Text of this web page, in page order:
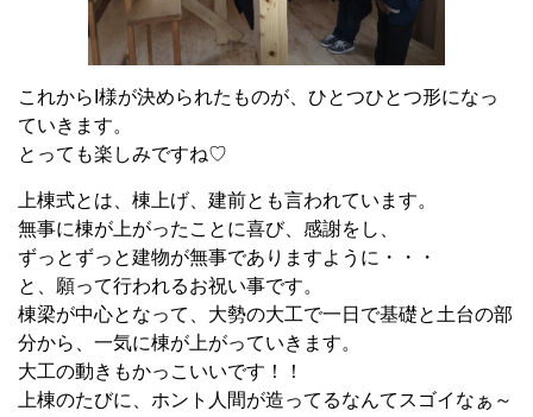
これからI様が決められたものが、ひとつひとつ形になっ
ていきます。
とっても楽しみですね♡
上棟式とは、棟上げ、建前とも言われています。
無事に棟が上がったことに喜び、感謝をし、
ずっとずっと建物が無事でありますように・・・
と、願って行われるお祝い事です。
棟梁が中心となって、大勢の大工で一日で基礎と土台の部
分から、一気に棟が上がっていきます。
大工の動きもかっこいいです！！
上棟のたびに、ホント人間が造ってるなんてスゴイなぁ～